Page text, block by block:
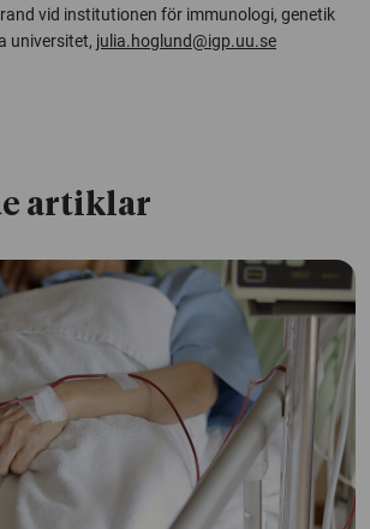
vid institutionen för immunologi, genetik
universitet, julia.hoglund@igp.uu.se
artiklar